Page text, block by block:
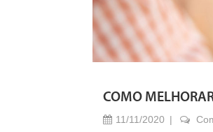
COMO
11/11/2020